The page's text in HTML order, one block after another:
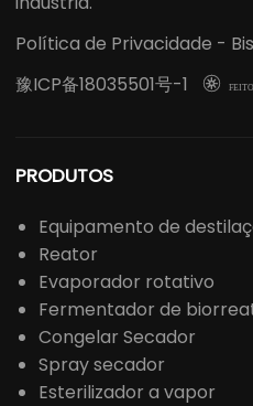
Política de Privacidade -
豫ICP备18035501号-1

PRODUTOS
Equipamento de
Reator
Evaporador rotativo
Fermentador de
Congelar Secador
Spray secador
Esterilizador a vapor